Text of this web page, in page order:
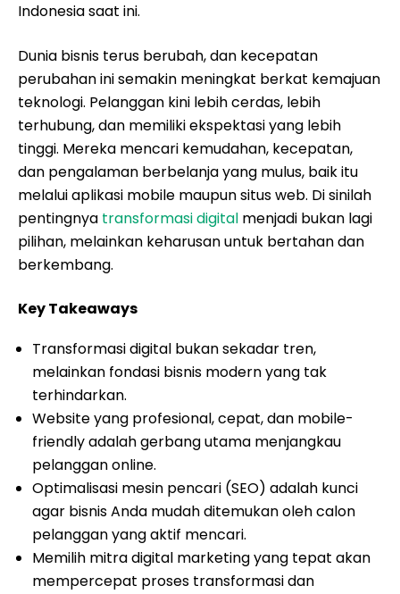
Indonesia saat ini.
Dunia bisnis terus berubah, dan kecepatan
perubahan ini semakin meningkat berkat kemajuan
teknologi. Pelanggan kini lebih cerdas, lebih
terhubung, dan memiliki ekspektasi yang lebih
tinggi. Mereka mencari kemudahan, kecepatan,
dan pengalaman berbelanja yang mulus, baik itu
melalui aplikasi mobile maupun situs web. Di sinilah
pentingnya transformasi digital menjadi bukan lagi
pilihan, melainkan keharusan untuk bertahan dan
berkembang.
Key Takeaways
Transformasi digital bukan sekadar tren,
melainkan fondasi bisnis modern yang tak
terhindarkan.
Website yang profesional, cepat, dan mobile-
friendly adalah gerbang utama menjangkau
pelanggan online.
Optimalisasi mesin pencari (SEO) adalah kunci
agar bisnis Anda mudah ditemukan oleh calon
pelanggan yang aktif mencari.
Memilih mitra digital marketing yang tepat akan
mempercepat proses transformasi dan